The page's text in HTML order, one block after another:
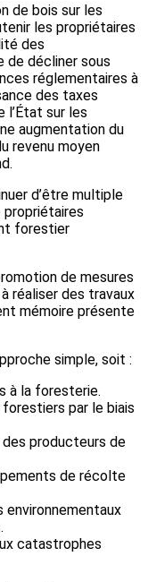
de bois sur les
les propriétaires
des
de décliner sous
réglementaires à
des taxes
sur les
augmentation du
revenu moyen
d’être multiple
propriétaires
forestier
de mesures
réaliser des travaux
mémoire présente
simple, soit :
à la foresterie.
par le biais
producteurs de
de récolte
environnementaux
catastrophes